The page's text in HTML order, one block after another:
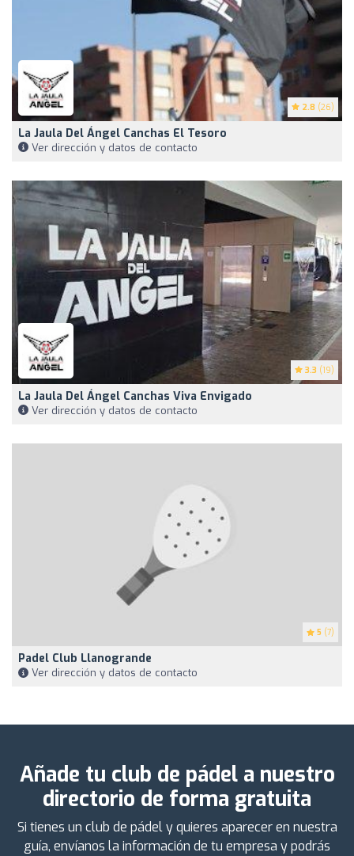
2.8 (26)
La Jaula Del Ángel Canchas El Tesoro
Ver dirección y datos de contacto
3.3 (19)
La Jaula Del Ángel Canchas Viva Envigado
Ver dirección y datos de contacto
5 (7)
Padel Club Llanogrande
Ver dirección y datos de contacto
Añade tu club de pádel a nuestro
directorio de forma gratuita
Si tienes un club de pádel y quieres aparecer en nuestra
guía, envíanos la información de tu empresa y podrás